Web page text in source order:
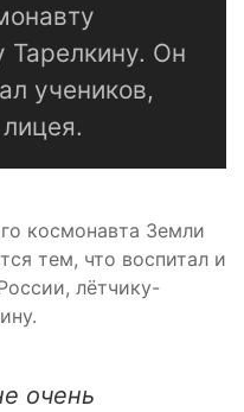
Тарелкину. Он
учеников,
космонавта Земли
тем, что воспитал и
лётчику-
очень